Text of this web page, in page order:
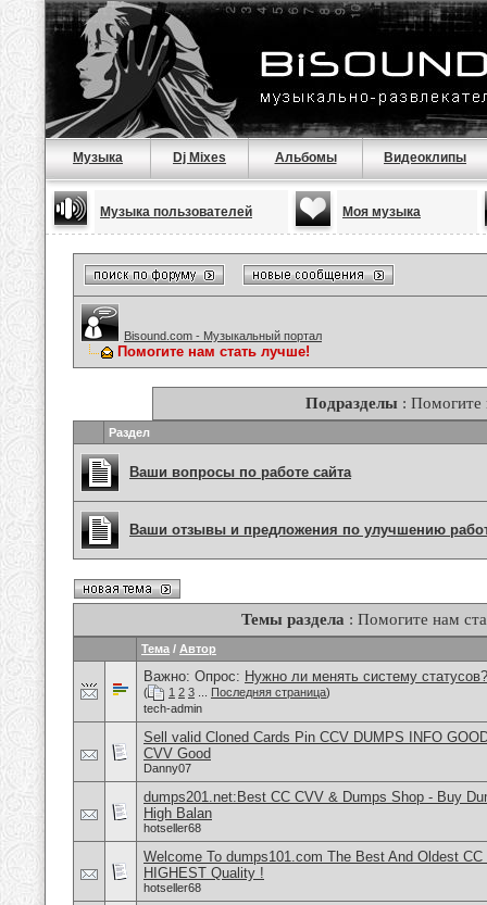
Музыка Dj Mixes Альбомы Видеоклипы
Музыка пользователей Моя музыка
Bisound.com - Музыкальный портал
Помогите нам стать лучше!
Подразделы : Помогите
Раздел
Ваши вопросы по работе сайта
Ваши отзывы и предложения по улучшению
Темы раздела : Помогите нам
Тема / Автор
Важно: Опрос: Нужно ли менять систему статусов?
( 1 2 3 Последняя страница)
tech-admin
Sell valid Cloned Cards Pin CCV DUMPS INFO
CVV Good
Danny07
dumps201.net:Best CC CVV & Dumps Shop - Buy
High Balan
hotseller68
Welcome To dumps101.com The Best And Oldest
HIGHEST Quality !
hotseller68